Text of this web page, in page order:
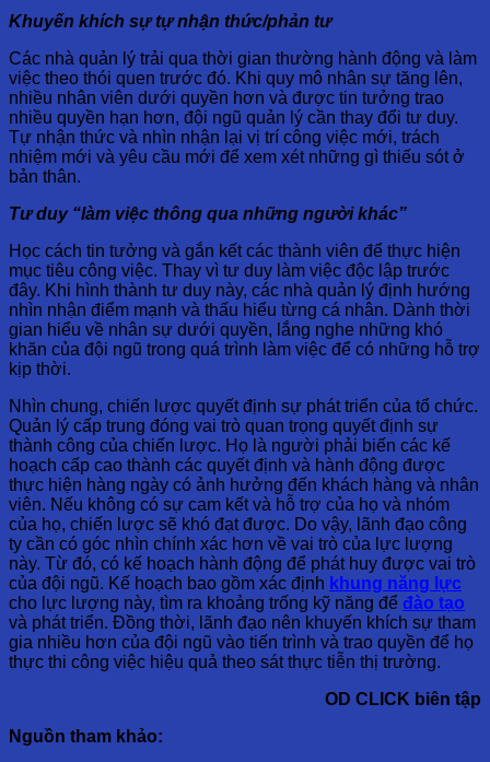
Khuyến khích sự tự nhận thức/phản tư
Các nhà quản lý trải qua thời gian thường hành động và làm
việc theo thói quen trước đó. Khi quy mô nhân sự tăng lên,
nhiều nhân viên dưới quyền hơn và được tin tưởng trao
nhiều quyền hạn hơn, đội ngũ quản lý cần thay đổi tư duy.
Tự nhận thức và nhìn nhận lại vị trí công việc mới, trách
nhiệm mới và yêu cầu mới để xem xét những gì thiếu sót ở
bản thân.
Tư duy “làm việc thông qua những người khác”
Học cách tin tưởng và gắn kết các thành viên để thực hiện
mục tiêu công việc. Thay vì tư duy làm việc độc lập trước
đây. Khi hình thành tư duy này, các nhà quản lý định hướng
nhìn nhận điểm mạnh và thấu hiểu từng cá nhân. Dành thời
gian hiểu về nhân sự dưới quyền, lắng nghe những khó
khăn của đội ngũ trong quá trình làm việc để có những hỗ trợ
kịp thời.
Nhìn chung, chiến lược quyết định sự phát triển của tổ chức.
Quản lý cấp trung đóng vai trò quan trọng quyết định sự
thành công của chiến lược. Họ là người phải biến các kế
hoạch cấp cao thành các quyết định và hành động được
thực hiện hàng ngày có ảnh hưởng đến khách hàng và nhân
viên. Nếu không có sự cam kết và hỗ trợ của họ và nhóm
của họ, chiến lược sẽ khó đạt được. Do vậy, lãnh đạo công
ty cần có góc nhìn chính xác hơn về vai trò của lực lượng
này. Từ đó, có kế hoạch hành động để phát huy được vai trò
của đội ngũ. Kế hoạch bao gồm xác định khung năng lực
cho lực lượng này, tìm ra khoảng trống kỹ năng để đào tạo
và phát triển. Đồng thời, lãnh đạo nên khuyến khích sự tham
gia nhiều hơn của đội ngũ vào tiến trình và trao quyền để họ
thực thi công việc hiệu quả theo sát thực tiễn thị trường.
OD CLICK biên tập
Nguồn tham khảo: